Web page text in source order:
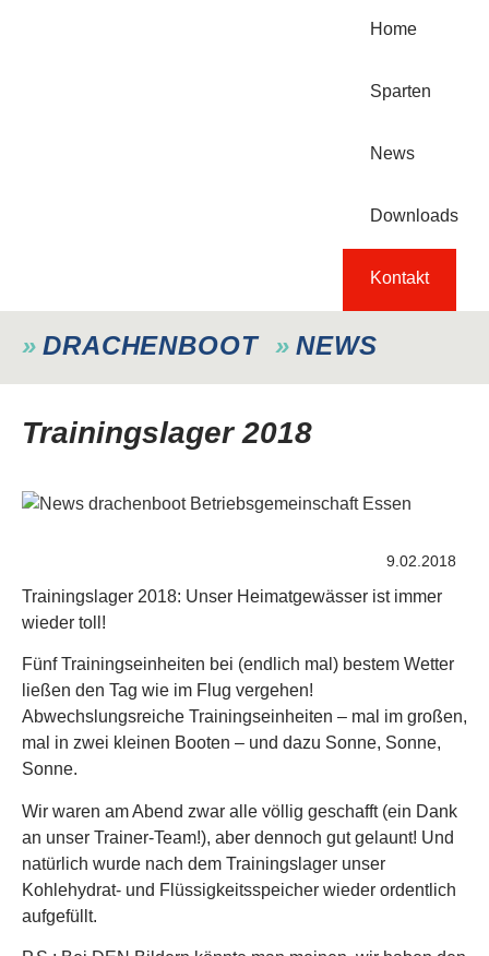
Home
Sparten
News
Downloads
Kontakt
DRACHENBOOT NEWS
Trainingslager 2018
9.02.2018
Trainingslager 2018: Unser Heimatgewässer ist immer
wieder toll!
Fünf Trainingseinheiten bei (endlich mal) bestem Wetter
ließen den Tag wie im Flug vergehen!
Abwechslungsreiche Trainingseinheiten – mal im großen,
mal in zwei kleinen Booten – und dazu Sonne, Sonne,
Sonne.
Wir waren am Abend zwar alle völlig geschafft (ein Dank
an unser Trainer-Team!), aber dennoch gut gelaunt! Und
natürlich wurde nach dem Trainingslager unser
Kohlehydrat- und Flüssigkeitsspeicher wieder ordentlich
aufgefüllt.